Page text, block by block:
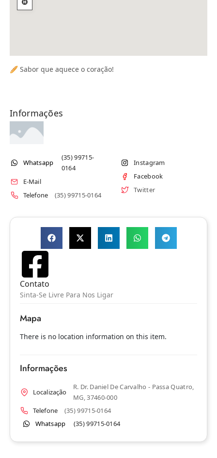
🥖 Sabor que aquece o coração!
Informações
Whatsapp
(35) 99715-
0164
E-Mail
Telefone
(35) 99715-0164
Instagram
Facebook
Twitter
Contato
Sinta-Se Livre Para Nos Ligar
Mapa
There is no location information on this item.
Informações
Localização
R. Dr. Daniel De Carvalho - Passa Quatro,
MG, 37460-000
Telefone
(35) 99715-0164
Whatsapp
(35) 99715-0164